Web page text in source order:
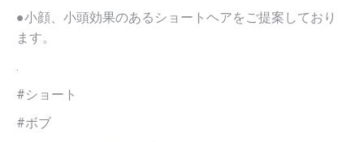
●小顔、小頭効果のあるショートヘアをご提案しており
ます。
#ショート
#ボブ